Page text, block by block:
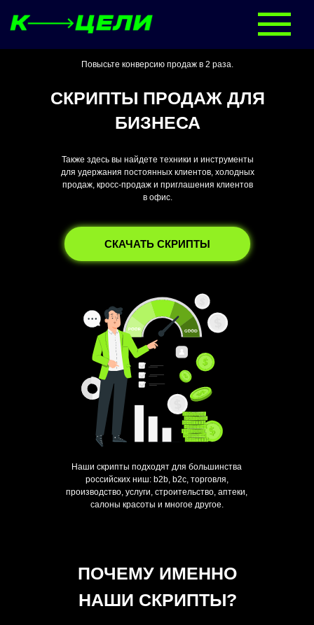
СКРИПТЫ ПРОДАЖ ДЛЯ
БИЗНЕСА
Также здесь вы найдете техники и инструменты
для удержания постоянных клиентов, холодных
продаж, кросс-продаж и приглашения клиентов
в офис.
Наши скрипты подходят для большинства
российских ниш: b2b, b2c, торговля,
производство, услуги, строительство, аптеки,
салоны красоты и многое другое.
Повысьте конверсию продаж в 2 раза.
СКАЧАТЬ СКРИПТЫ
ПОЧЕМУ ИМЕННО
НАШИ СКРИПТЫ?